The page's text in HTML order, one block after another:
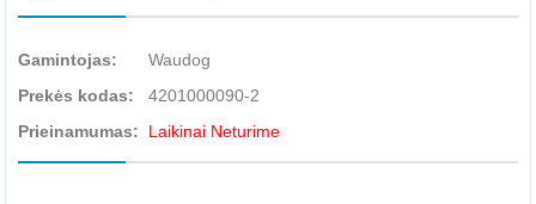
Gamintojas:
Waudog
Prekės kodas:
4201000090-2
Prieinamumas:
Laikinai Neturime